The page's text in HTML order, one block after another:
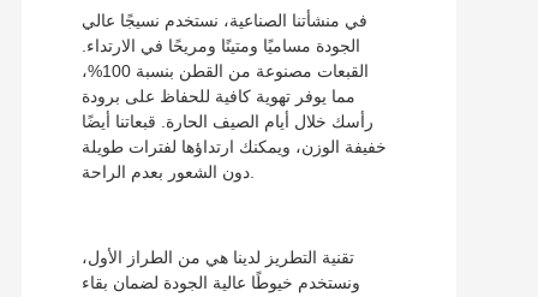
في منشأتنا الصناعية، نستخدم نسيجًا عالي
الجودة مساميًا ومتينًا ومريحًا في الارتداء.
القبعات مصنوعة من القطن بنسبة 100%،
مما يوفر تهوية كافية للحفاظ على برودة
رأسك خلال أيام الصيف الحارة. قبعاتنا أيضًا
خفيفة الوزن، ويمكنك ارتداؤها لفترات طويلة
دون الشعور بعدم الراحة.
تقنية التطريز لدينا هي من الطراز الأول،
ونستخدم خيوطًا عالية الجودة لضمان بقاء